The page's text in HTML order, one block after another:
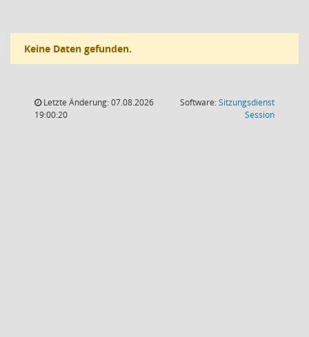
Keine Daten gefunden.
Letzte Änderung: 07.08.2026
19:00:20
Software:Sitzungsdienst
Session(Wird in